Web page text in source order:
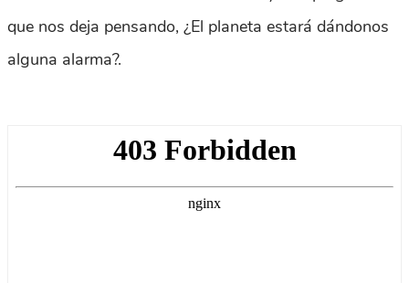
que nos deja pensando, ¿El planeta estará dándonos
alguna alarma?.